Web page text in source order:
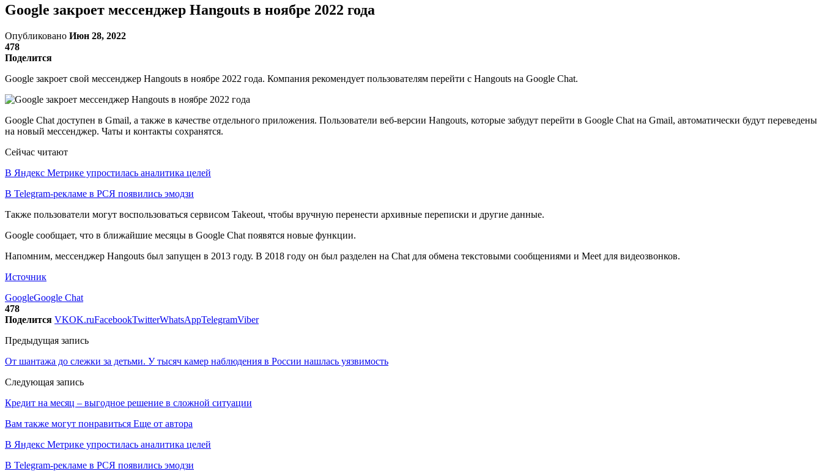
Google закроет мессенджер Hangouts в ноябре 2022 года
Опубликовано Июн 28, 2022
478
Поделится
Google закроет свой мессенджер Hangouts в ноябре 2022 года. Компания рекомендует пользователям перейти с Hangouts на Google Chat.
Google Chat доступен в Gmail, а также в качестве отдельного приложения. Пользователи веб-версии Hangouts, которые забудут перейти в Google Chat на Gmail, автоматически будут переведены
на новый мессенджер. Чаты и контакты сохранятся.
Сейчас читают
В Яндекс Метрике упростилась аналитика целей
В Telegram-рекламе в РСЯ появились эмодзи
Также пользователи могут воспользоваться сервисом Takeout, чтобы вручную перенести архивные переписки и другие данные.
Google сообщает, что в ближайшие месяцы в Google Chat появятся новые функции.
Напомним, мессенджер Hangouts был запущен в 2013 году. В 2018 году он был разделен на Chat для обмена текстовыми сообщениями и Meet для видеозвонков.
Источник
GoogleGoogle Chat
478
Поделится VKOK.ruFacebookTwitterWhatsAppTelegramViber
Предыдущая запись
От шантажа до слежки за детьми. У тысяч камер наблюдения в России нашлась уязвимость
Следующая запись
Кредит на месяц – выгодное решение в сложной ситуации
Вам также могут понравиться Еще от автора
В Яндекс Метрике упростилась аналитика целей
В Telegram-рекламе в РСЯ появились эмодзи